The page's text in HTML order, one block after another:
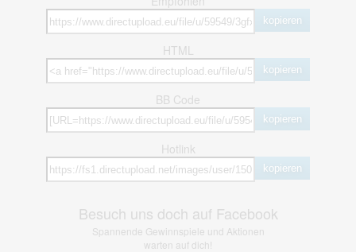
kopieren
HTML
kopieren
BB Code
kopieren
Hotlink
kopieren
Besuch uns doch auf Facebook
Spannende Gewinnspiele und Aktionen
warten auf dich!